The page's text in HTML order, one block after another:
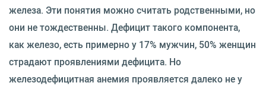
железа. Эти понятия можно считать родственными, но
они не тождественны. Дефицит такого компонента,
как железо, есть примерно у 17% мужчин, 50% женщин
страдают проявлениями дефицита. Но
железодефицитная анемия проявляется далеко не у